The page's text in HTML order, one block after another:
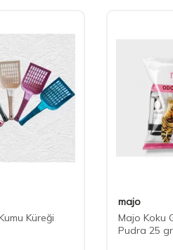
Küreği
majo
Majo Koku
Pudra 25 gr